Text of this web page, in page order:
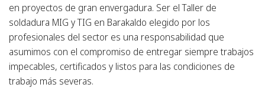
en proyectos de gran envergadura. Ser el Taller de
soldadura MIG y TIG en Barakaldo elegido por los
profesionales del sector es una responsabilidad que
asumimos con el compromiso de entregar siempre trabajos
impecables, certificados y listos para las condiciones de
trabajo más severas.